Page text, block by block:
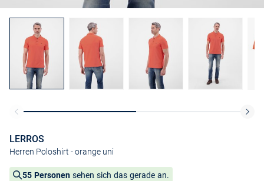
LERROS
Herren Poloshirt - orange uni
55 Personen sehen sich das gerade an.